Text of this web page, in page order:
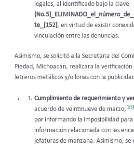
legales, al identificado bajo la clave
te_[152] , en virtud de existir
vinculación entre las denuncias.
Asimismo, se solicitó a la Secretaria del
Piedad, Michoacán, realizara la verificación
letreros metálicos y/o lonas con la
Cumplimiento de requerimiento y
acuerdo de veintinueve de marzo,[23]
por informando la imposibilidad
información relacionada con las
jefaturas de manzana. Asimismo, se